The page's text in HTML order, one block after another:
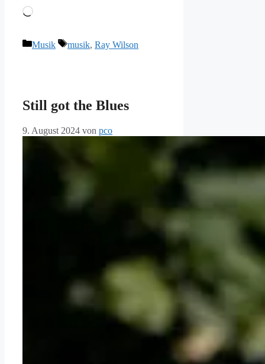
Wird
Kategorien
Musik Schlagwörter
musik, Ray Wilson
Still got the Blues
9. August 2024 von pco